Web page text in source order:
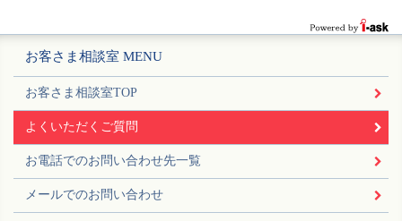
お客さま相談室 MENU
お客さま相談室TOP
よくいただくご質問
お電話でのお問い合わせ先一覧
メールでのお問い合わせ